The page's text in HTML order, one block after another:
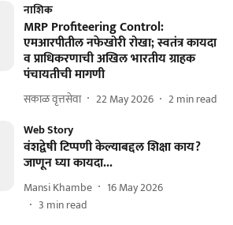
नाशिक
MRP Profiteering Control:
एमआरपीतील नफेखोरी रोखा; स्वतंत्र कायदा
व प्राधिकरणाची अखिल भारतीय ग्राहक
पंचायतीची मागणी
सकाळ वृत्तसेवा 22 May 2026 2min read
Web Story
वंशद्वेषी टिप्पणी केल्याबद्दल शिक्षा काय?
जाणून घ्या कायदा...
Mansi Khambe
16 May 2026
3 min read